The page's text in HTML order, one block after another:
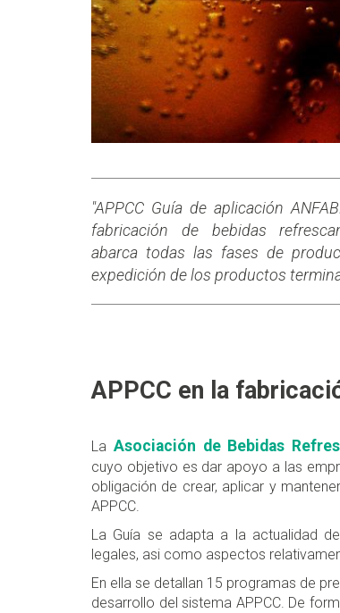
"APPCC Guía de aplicación
fabricación de bebidas
abarca todas las fases de
expedición de los productos
APPCC en la
La Asociación de Bebidas
cuyo objetivo es dar apoyo a las
obligación de crear, aplicar y
APPCC.
La Guía se adapta a la actualidad
legales, asi como aspectos
En ella se detallan 15 programas de
desarrollo del sistema APPCC. De